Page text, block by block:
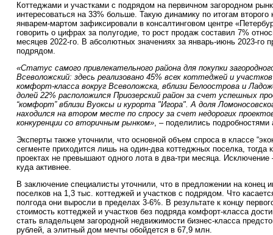
Коттеджами и участками с подрядом на первичном загородном
интересоваться на 33% больше. Такую динамику по итогам второго
январем-мартом зафиксировали в консалтинговом центре
говорить о цифрах за полугодие, то рост продаж составил 7%
месяцев 2022-го. В абсолютных значениях за январь-июнь 2023-го
подрядом.
«Статус самого привлекательного района для покупки
Всеволожский: здесь реализовано 45% всех коттеджей и
комфорт-класса вокруг Всеволожска, вблизи Белоострова и
долей 22% расположился Приозерский район за счет успешных
“комфорт” вблизи Вуоксы и курорта "Игора". А доля
находился на втором месте по спросу за счет недорогих
конкуренции со вторичным рынком», – поделились подробностями
Эксперты также уточнили, что основной объем спроса в классе
сегменте приходится лишь на один-два коттеджных поселка,
проектах не превышают одного лота в два-три месяца.
куда активнее.
В заключение специалисты уточнили, что в предложении на конец
поселков на 1,3 тыс. коттеджей и участков с подрядом. Что
полгода они выросли в пределах 3-6%. В результате к концу
стоимость коттеджей и участков без подряда комфорт-класса
стать владельцем загородной недвижимости бизнес-класса
рублей, а элитный дом мечты обойдется в 67,9 млн.